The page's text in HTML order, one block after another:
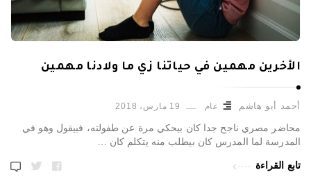
الأخرين مهمين في حياتنا زي ما ولادنا مهمين
أحمد أبو هاشم عام 19 مارس، 2018
محاضر مصري ناجح جدا كان بيحكي مرة عن طفولته، فبيقول وهو في
المدرسة لما المدرس كان بيطلب منه يتكلم كان …
تابع القراءة